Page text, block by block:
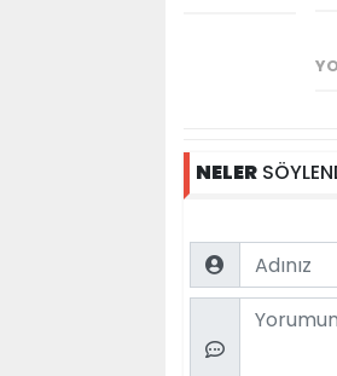
NELER
Name
Comment